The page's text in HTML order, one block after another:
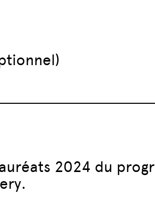
2024 du